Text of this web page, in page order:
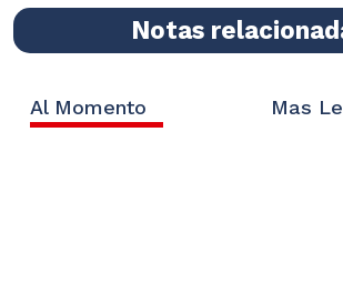
Notas
Al Momento Mas